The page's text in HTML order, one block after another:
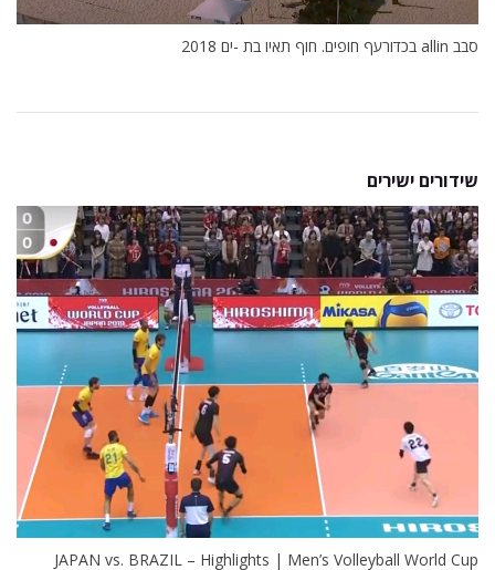
סבב allin בכדורעף חופים. חוף תאיו בת -ים 2018
שידורים ישירים
JAPAN vs. BRAZIL – Highlights | Men’s Volleyball World Cup